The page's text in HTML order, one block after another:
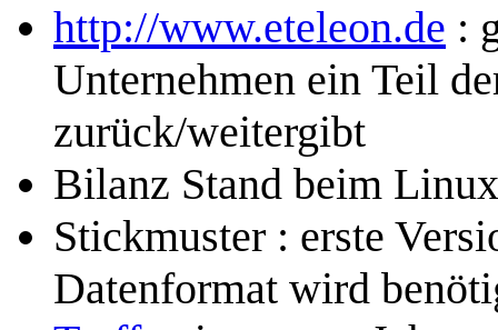
http://www.eteleon.de :
Unternehmen ein Teil
zurück/weitergibt
Bilanz Stand beim
Stickmuster : erste
Datenformat wird